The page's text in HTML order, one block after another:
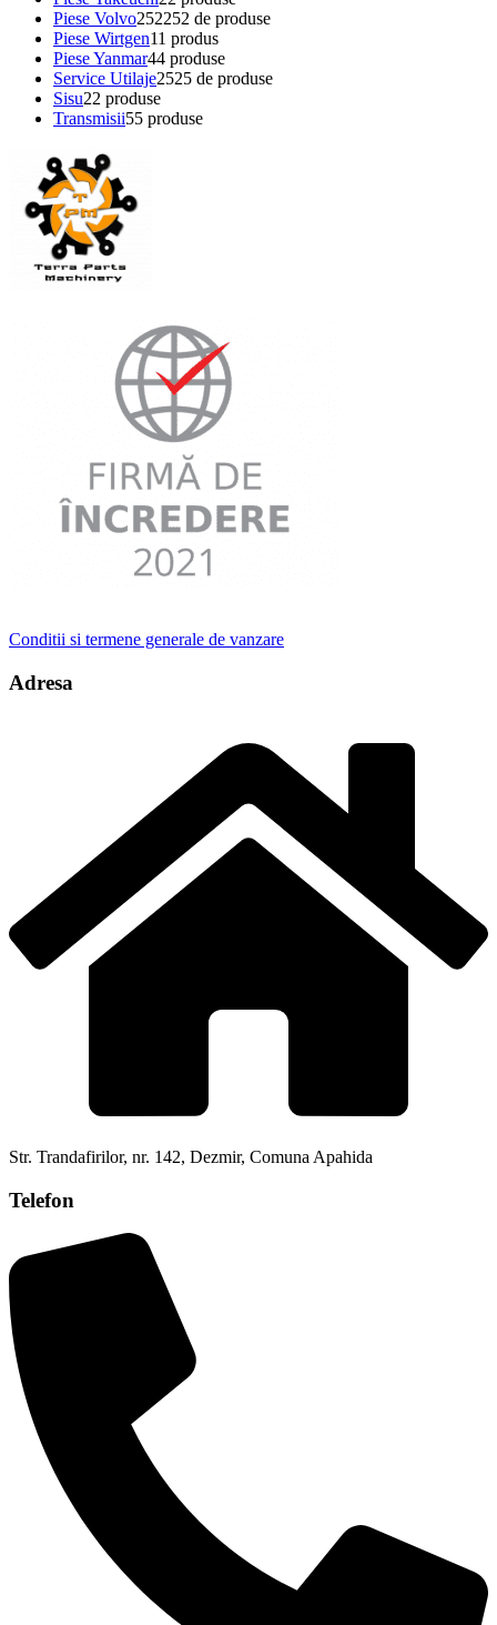
Piese Volvo252252 de produse
Piese Wirtgen11 produs
Piese Yanmar44 produse
Service Utilaje2525 de produse
Sisu22 produse
Transmisii55 produse
Conditii si termene generale de vanzare
Adresa
Str. Trandafirilor, nr. 142, Dezmir, Comuna Apahida
Telefon